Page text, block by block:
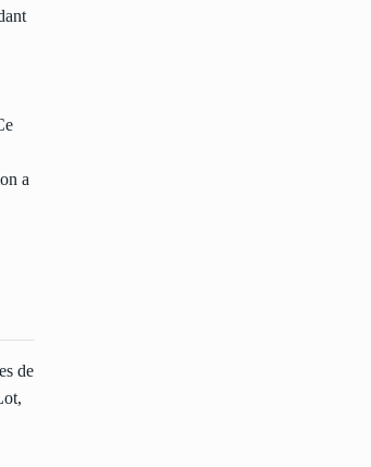
a
de